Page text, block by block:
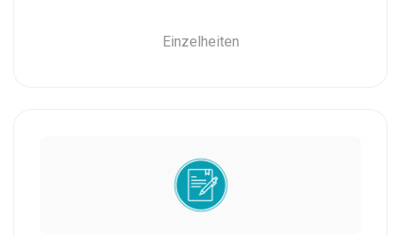
Einzelheiten